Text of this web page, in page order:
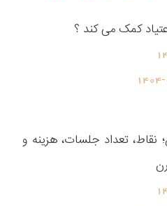
کمک می کند ؟
تعداد جلسات، هزینه و